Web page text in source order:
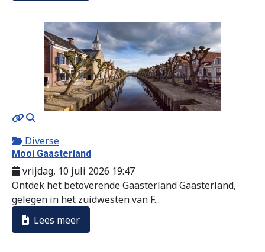
MOD_JTCS_VIEW_ARTICLE_LINK
Diverse
Mooi Gaasterland
vrijdag, 10 juli 2026 19:47
Ontdek het betoverende Gaasterland Gaasterland,
gelegen in het zuidwesten van F...
Lees meer